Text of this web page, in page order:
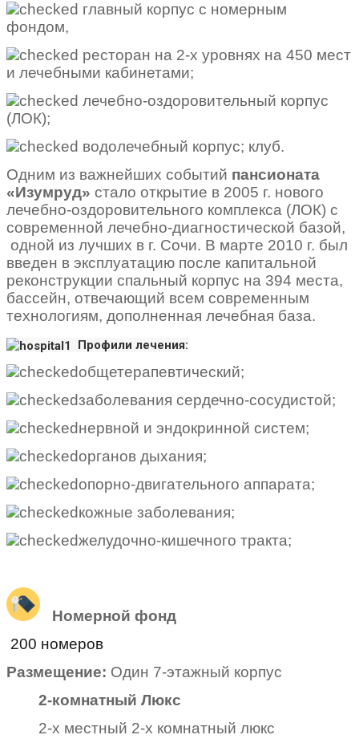
главный корпус с номерным
фондом,
ресторан на 2-х уровнях на 450 мест
и лечебными кабинетами;
лечебно-оздоровительный корпус
(ЛОК);
водолечебный корпус; клуб.
Одним из важнейших событий пансионата
«Изумруд» стало открытие в 2005 г. нового
лечебно-оздоровительного комплекса (ЛОК) с
современной лечебно-диагностической базой,
одной из лучших в г. Сочи. В марте 2010 г. был
введен в эксплуатацию после капитальной
реконструкции спальный корпус на 394 места,
бассейн, отвечающий всем современным
технологиям, дополненная лечебная база.
Профили лечения:
общетерапевтический;
заболевания сердечно-сосудистой;
нервной и эндокринной систем;
органов дыхания;
опорно-двигательного аппарата;
кожные заболевания;
желудочно-кишечного тракта;
Номерной фонд
200 номеров
Размещение: Один 7-этажный корпус
2-комнатный Люкс
2-х местный 2-х комнатный люкс